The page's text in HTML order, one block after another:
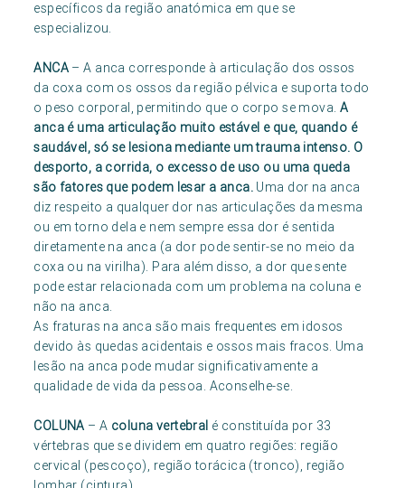
específicos da região anatómica em que se
especializou.
ANCA – A anca corresponde à articulação dos ossos
da coxa com os ossos da região pélvica e suporta todo
o peso corporal, permitindo que o corpo se mova. A
anca é uma articulação muito estável e que, quando é
saudável, só se lesiona mediante um trauma intenso. O
desporto, a corrida, o excesso de uso ou uma queda
são fatores que podem lesar a anca. Uma dor na anca
diz respeito a qualquer dor nas articulações da mesma
ou em torno dela e nem sempre essa dor é sentida
diretamente na anca (a dor pode sentir-se no meio da
coxa ou na virilha). Para além disso, a dor que sente
pode estar relacionada com um problema na coluna e
não na anca.
As fraturas na anca são mais frequentes em idosos
devido às quedas acidentais e ossos mais fracos. Uma
lesão na anca pode mudar significativamente a
qualidade de vida da pessoa. Aconselhe-se.
COLUNA – A coluna vertebral é constituída por 33
vértebras que se dividem em quatro regiões: região
cervical (pescoço), região torácica (tronco), região